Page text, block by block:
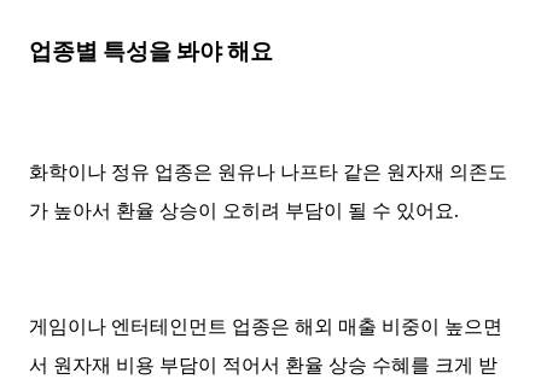
업종별 특성을 봐야 해요
화학이나 정유 업종은 원유나 나프타 같은 원자재 의존도
가 높아서 환율 상승이 오히려 부담이 될 수 있어요.
게임이나 엔터테인먼트 업종은 해외 매출 비중이 높으면
서 원자재 비용 부담이 적어서 환율 상승 수혜를 크게 받